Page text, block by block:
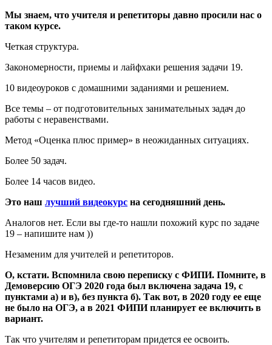
Мы знаем, что учителя и репетиторы давно просили нас о
таком курсе.
Четкая структура.
Закономерности, приемы и лайфхаки решения задачи 19.
10 видеоуроков с домашними заданиями и решением.
Все темы – от подготовительных занимательных задач до
работы с неравенствами.
Метод «Оценка плюс пример» в неожиданных ситуациях.
Более 50 задач.
Более 14 часов видео.
Это наш лучший видеокурс на сегодняшний день.
Аналогов нет. Если вы где-то нашли похожий курс по задаче
19 – напишите нам ))
Незаменим для учителей и репетиторов.
О, кстати. Вспомнила свою переписку с ФИПИ. Помните, в
Демоверсию ОГЭ 2020 года был включена задача 19, с
пунктами а) и в), без пункта б). Так вот, в 2020 году ее еще
не было на ОГЭ, а в 2021 ФИПИ планирует ее включить в
вариант.
Так что учителям и репетиторам придется ее освоить.